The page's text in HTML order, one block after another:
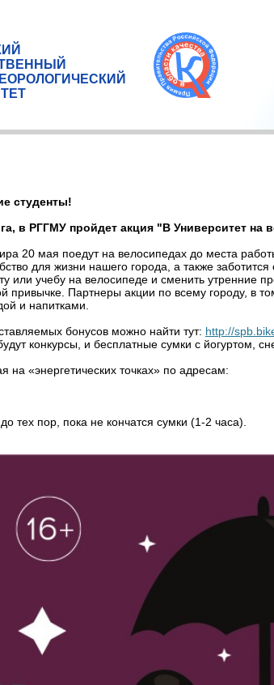
студенты!
в РГГМУ пройдет акция "В Университет
20 мая поедут на велосипедах до места
для жизни нашего города, а также
или учебу на велосипеде и сменить утренние
привычке. Партнеры акции по всему городу, в
и напитками.
бонусов можно найти тут: http://
конкурсы, и бесплатные сумки с йогуртом,
«энергетических точках» по адресам:
тех пор, пока не кончатся сумки (1-2 часа).